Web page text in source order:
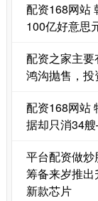
基金指数
国债指数
配资168网站
100亿好意思
配资之家主
鸿沟抛售，
配资168网站
据却只消34
平台配资做
筹备来岁推
新款芯片